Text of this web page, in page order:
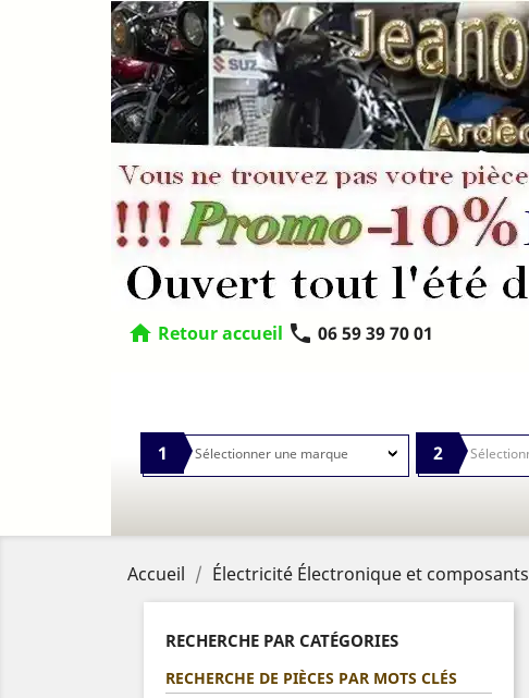
home Retour accueil phone 06 59 39 70 01
1 2
Accueil Électricité Électronique et composants
RECHERCHE PAR CATÉGORIES
RECHERCHE DE PIÈCES PAR MOTS CLÉS